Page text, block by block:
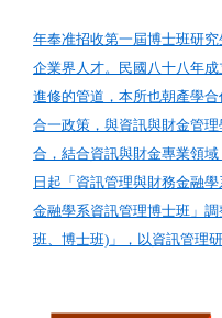
年奉准招收第一屆博士班研
企業界人才。民國八十八年
進修的管道，本所也朝產學
合一政策，與資訊與財金管
合，結合資訊與財金專業領
日起「資訊管理與財務金融
金融學系資訊管理博士班」
班、博士班)」，以資訊管理